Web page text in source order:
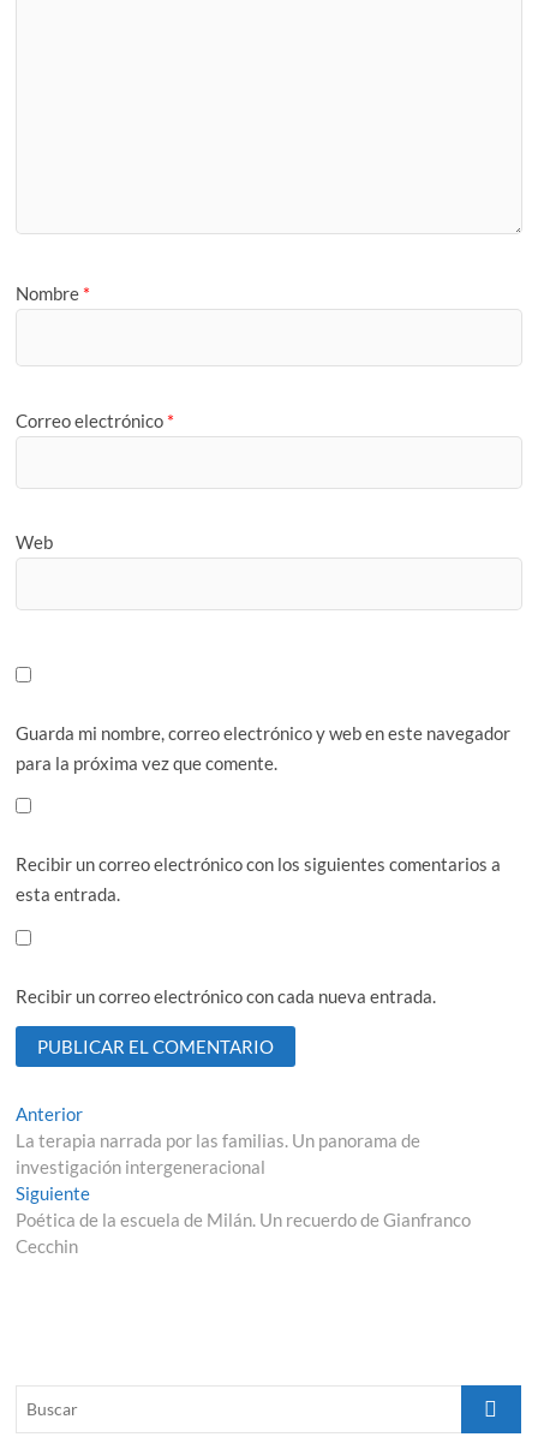
Nombre *
Correo electrónico *
Web
Guarda mi nombre, correo electrónico y web en este navegador
para la próxima vez que comente.
Recibir un correo electrónico con los siguientes comentarios a
esta entrada.
Recibir un correo electrónico con cada nueva entrada.
Navegación
de
entradas
AnteriorEntrada
anterior:
La terapia narrada por las familias. Un panorama de
investigación intergeneracional
SiguienteEntrada
siguiente:
Poética de la escuela de Milán. Un recuerdo de Gianfranco
Cecchin
Buscar